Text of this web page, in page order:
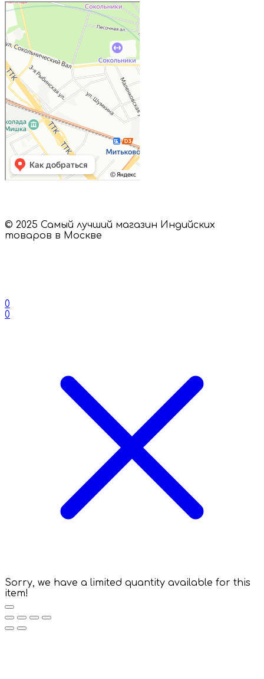
Дружба
Пищевые ингредиенты и специи в
Москве
Магазин подарков и сувениров в
Москве
© 2025 Самый лучший магазин Индийских
товаров в Москве
0
0
Sorry, we have a limited quantity available for this
item!